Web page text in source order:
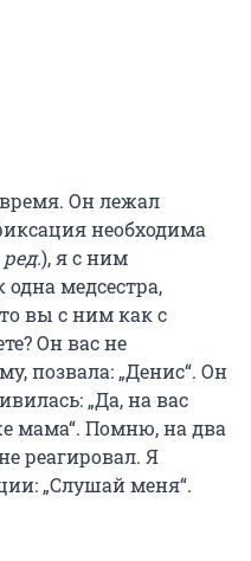
Он лежал
необходима
), я с ним
медсестра,
вы с ним как с
Он вас не
позвала: „Денис“. Он
„Да, на вас
мама“. Помню, на два
реагировал. Я
„Слушай меня“.